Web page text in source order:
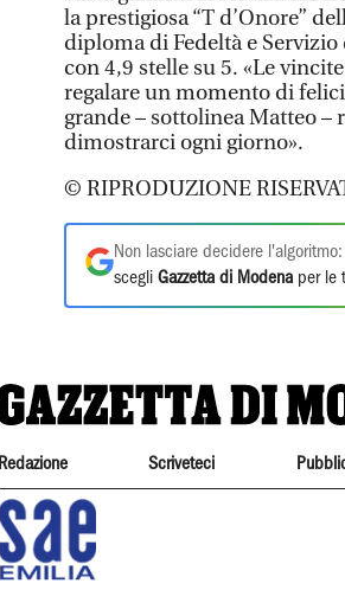
la prestigiosa “T d’Onore”
diploma di Fedeltà e Servizio
con 4,9 stelle su 5. «Le
regalare un momento di
grande – sottolinea Matteo –
dimostrarci ogni giorno».
© RIPRODUZIONE
Non lasciare decidere l'algoritmo:
scegli Gazzetta di Modena per le
Redazione Scriveteci